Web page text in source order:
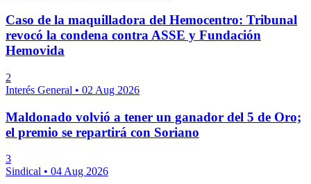
Caso de la maquilladora del Hemocentro: Tribunal
revocó la condena contra ASSE y Fundación
Hemovida
2
Interés General • 02 Aug 2026
Maldonado volvió a tener un ganador del 5 de Oro;
el premio se repartirá con Soriano
3
Sindical • 04 Aug 2026